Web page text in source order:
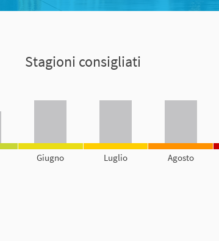
Stagioni consigliati
Giugno Luglio Agosto